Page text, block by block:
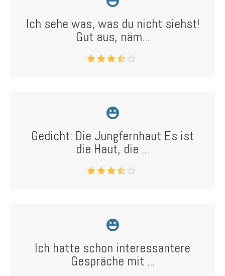
Ich sehe was, was du nicht siehst!
Gut aus, näm...
Gedicht: Die Jungfernhaut Es ist
die Haut, die ...
Ich hatte schon interessantere
Gespräche mit ...